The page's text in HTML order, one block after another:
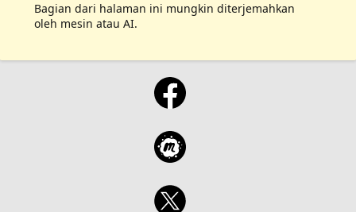
Bagian dari halaman ini mungkin diterjemahkan
oleh mesin atau AI.